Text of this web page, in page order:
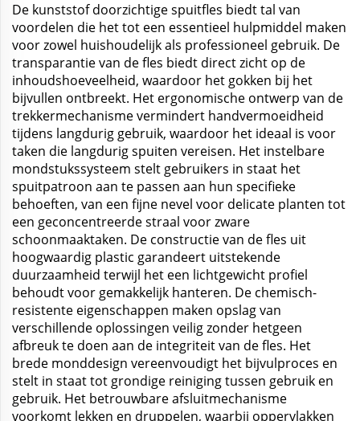
De kunststof doorzichtige spuitfles biedt tal van
voordelen die het tot een essentieel hulpmiddel maken
voor zowel huishoudelijk als professioneel gebruik. De
transparantie van de fles biedt direct zicht op de
inhoudshoeveelheid, waardoor het gokken bij het
bijvullen ontbreekt. Het ergonomische ontwerp van de
trekkermechanisme vermindert handvermoeidheid
tijdens langdurig gebruik, waardoor het ideaal is voor
taken die langdurig spuiten vereisen. Het instelbare
mondstukssysteem stelt gebruikers in staat het
spuitpatroon aan te passen aan hun specifieke
behoeften, van een fijne nevel voor delicate planten tot
een geconcentreerde straal voor zware
schoonmaaktaken. De constructie van de fles uit
hoogwaardig plastic garandeert uitstekende
duurzaamheid terwijl het een lichtgewicht profiel
behoudt voor gemakkelijk hanteren. De chemisch-
resistente eigenschappen maken opslag van
verschillende oplossingen veilig zonder hetgeen
afbreuk te doen aan de integriteit van de fles. Het
brede monddesign vereenvoudigt het bijvulproces en
stelt in staat tot grondige reiniging tussen gebruik en
gebruik. Het betrouwbare afsluitmechanisme
voorkomt lekken en druppelen, waarbij oppervlakken